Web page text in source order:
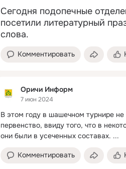
Сегодня подопечные
посетили литературный
слова.
Комментировать
Оричи Информ
7 июн 2024
В этом году в шашечном турнире не
первенство, ввиду того, что в
они были в усеченных составах. ...
Комментировать